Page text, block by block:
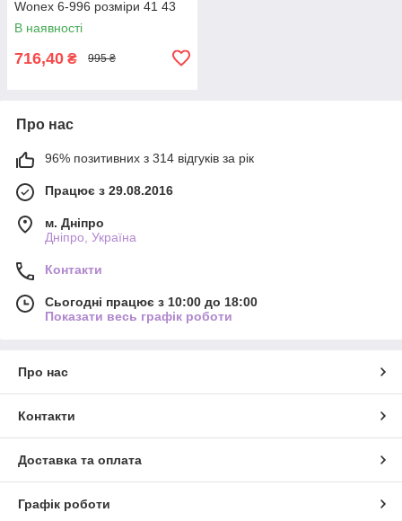
Wonex 6-996 розміри 41 43
В наявності
716,40 ₴ 995 ₴
Про нас
96% позитивних з 314 відгуків за рік
Працює з 29.08.2016
м. Дніпро
Дніпро, Україна
Контакти
Сьогодні працює з 10:00 до 18:00
Показати весь графік роботи
Про нас
Контакти
Доставка та оплата
Графік роботи